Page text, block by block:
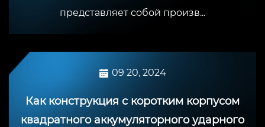
представляет собой произв...
09 20, 2024
Как конструкция с коротким корпусом
квадратного аккумуляторного ударного